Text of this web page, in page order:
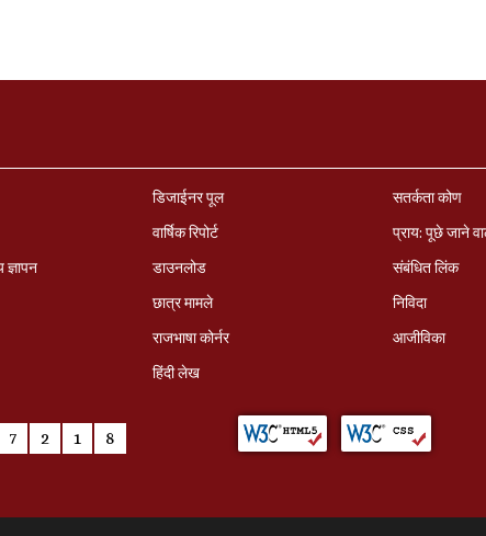
ज्ञापन
डिजाईनर पूल
वार्षिक रिपोर्ट
डाउनलोड
छात्र मामले
राजभाषा कोर्नर
हिंदी लेख
सतर्कता कोण
प्राय: पूछे जाने
संबंधित लिंक
निविदा
आजीविका
7 2 1 8